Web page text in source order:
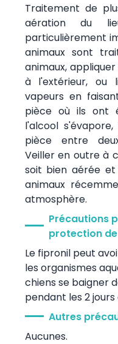
Traitement de
aération du
particulièrement
animaux sont
animaux,
à l'extérieur, ou
vapeurs en
pièce où ils ont
l'alcool
pièce entre
Veiller en outre à
soit bien aérée
animaux
atmosphère.
Précautions
protection
Le fipronil peut
les organismes
chiens se baigner
pendant les 2
Autres
Aucunes.